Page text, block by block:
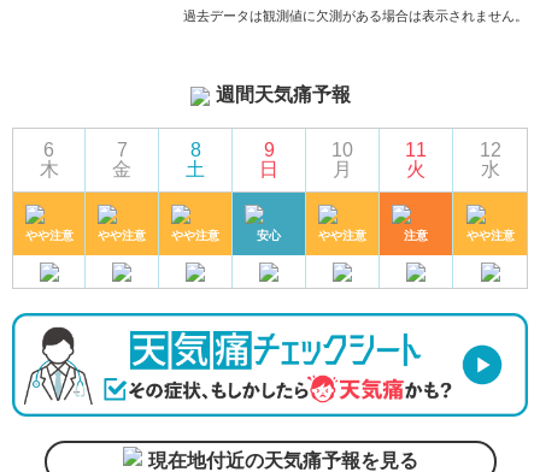
過去データは観測値に欠測がある場合は表示されません。
週間天気痛予報
6
木
やや注意
7
金
やや注意
8
土
やや注意
9
日
安心
10
月
やや注意
11
火
注意
12
水
やや注意
現在地付近の天気痛予報を見る